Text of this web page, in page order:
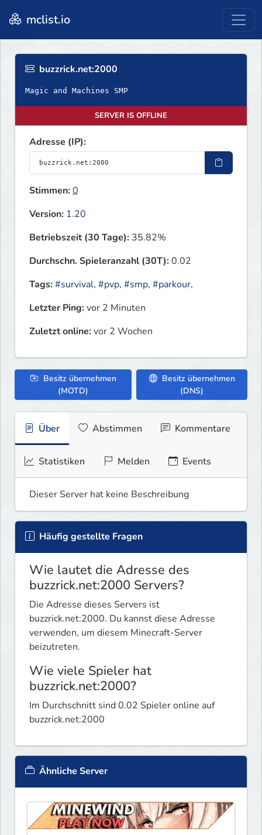
mclist.io
buzzrick.net:2000
Magic and Machines SMP
SERVER IS OFFLINE
Adresse (IP):
Stimmen:0
Version: 1.20
Betriebszeit (30 Tage): 35.82%
Durchschn. Spieleranzahl (30T):0.02
Tags:#survival, #pvp, #smp, #parkour,
Letzter Ping:vor 2 Minuten
Zuletzt online:vor 2 Wochen
Besitz übernehmen
(MOTD)
Besitz übernehmen
(DNS)
Über Abstimmen Kommentare
Statistiken Melden Events
Dieser Server hat keine Beschreibung
Häufig gestellte Fragen
Wie lautet die Adresse des
buzzrick.net:2000 Servers?
Die Adresse dieses Servers ist
buzzrick.net:2000. Du kannst diese Adresse
verwenden, um diesem Minecraft-Server
beizutreten.
Wie viele Spieler hat
buzzrick.net:2000?
Im Durchschnitt sind 0.02 Spieler online auf
buzzrick.net:2000
Ähnliche Server